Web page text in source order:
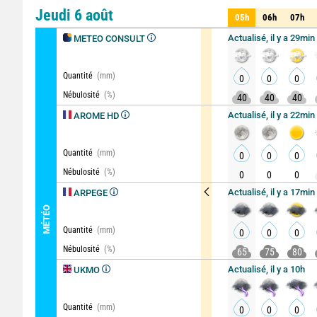
Comparateur détaillé
Jeudi 6 août
MÉTÉO
METEO CONSULT
Quantité (mm)
Nébulosité (%)
AROME HD
Quantité (mm)
Nébulosité (%)
ARPEGE
Quantité (mm)
Nébulosité (%)
UKMO
Quantité (mm)
05h 06h 07h
05h 06h 07h
Actualisé, il y a 29min
0 0 0
40
40 40
Actualisé, il y a 22min
0 0 0
0
0 0
Actualisé, il y a 17min
0 0 0
65
75 80
Actualisé, il y a 10h
0 0 0